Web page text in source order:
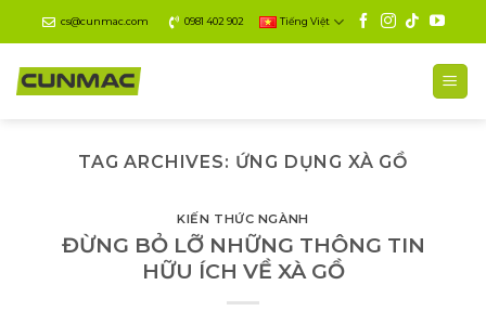
to
content
cs@cunmac.com 0981 402 902 Tiếng Việt
TAG ARCHIVES: ỨNG DỤNG XÀ GỒ
KIẾN THỨC NGÀNH
ĐỪNG BỎ LỠ NHỮNG THÔNG TIN
HỮU ÍCH VỀ XÀ GỒ